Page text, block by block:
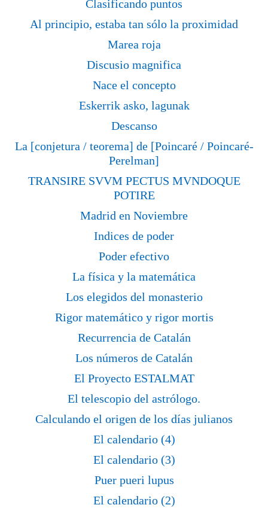
Clasificando puntos
Al principio, estaba tan sólo la proximidad
Marea roja
Discusio magnifica
Nace el concepto
Eskerrik asko, lagunak
Descanso
La [conjetura / teorema] de [Poincaré / Poincaré-
Perelman]
TRANSIRE SVVM PECTUS MVNDOQUE
POTIRE
Madrid en Noviembre
Indices de poder
Poder efectivo
La física y la matemática
Los elegidos del monasterio
Rigor matemático y rigor mortis
Recurrencia de Catalán
Los números de Catalán
El Proyecto ESTALMAT
El telescopio del astrólogo.
Calculando el origen de los días julianos
El calendario (4)
El calendario (3)
Puer pueri lupus
El calendario (2)